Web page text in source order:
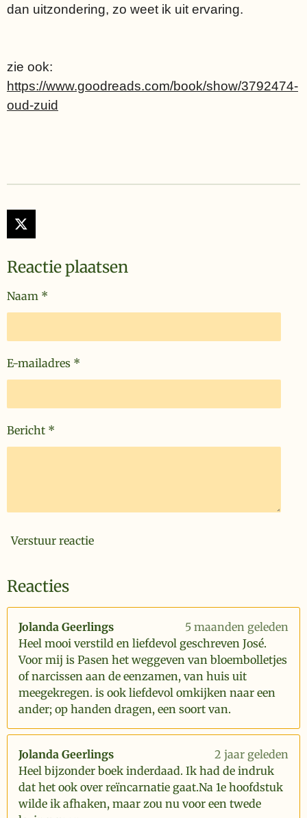
dan uitzondering, zo weet ik uit ervaring.
zie ook:
https://www.goodreads.com/book/show/3792474-
oud-zuid
X
Reactie plaatsen
Naam *
E-mailadres *
Bericht *
Verstuur reactie
Reacties
Jolanda Geerlings
5 maanden geleden
Heel mooi verstild en liefdevol geschreven José.
Voor mij is Pasen het weggeven van bloembolletjes
of narcissen aan de eenzamen, van huis uit
meegekregen. is ook liefdevol omkijken naar een
ander; op handen dragen, een soort van.
Jolanda Geerlings
2 jaar geleden
Heel bijzonder boek inderdaad. Ik had de indruk
dat het ook over reïncarnatie gaat.Na 1e hoofdstuk
wilde ik afhaken, maar zou nu voor een twede